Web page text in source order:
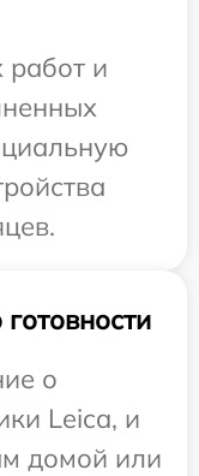
работ и
о
Leica, и
домой или